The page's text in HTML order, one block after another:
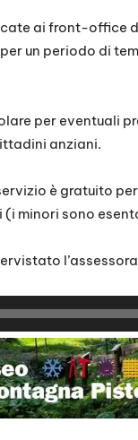
ai front-office
un periodo di
per eventuali
anziani.
è gratuito
(i minori sono